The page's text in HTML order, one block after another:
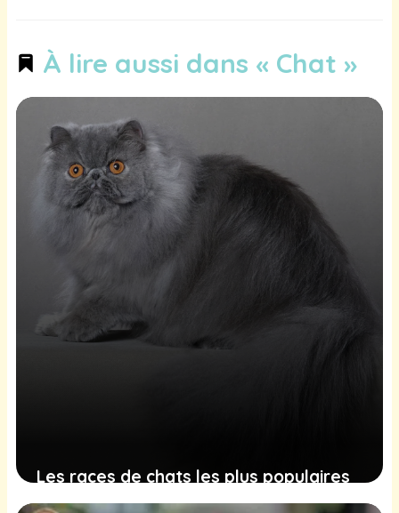
À lire aussi dans « Chat »
Les races de chats les plus populaires
en France en 2025